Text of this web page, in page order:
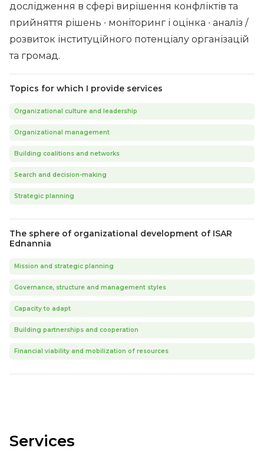
дослідження в сфері вирішення конфліктів та
прийняття рішень ∙ моніторинг і оцінка ∙ аналіз /
розвиток інституційного потенціалу організацій
та громад.
Topics for which I provide services
Organizational culture and leadership
Organizational management
Building coalitions and networks
Search and decision-making
Strategic planning
The sphere of organizational development of ISAR
Ednannia
Mission and strategic planning
Governance, structure and management styles
Capacity to adapt
Building partnerships and cooperation
Financial viability and mobilization of resources
Services